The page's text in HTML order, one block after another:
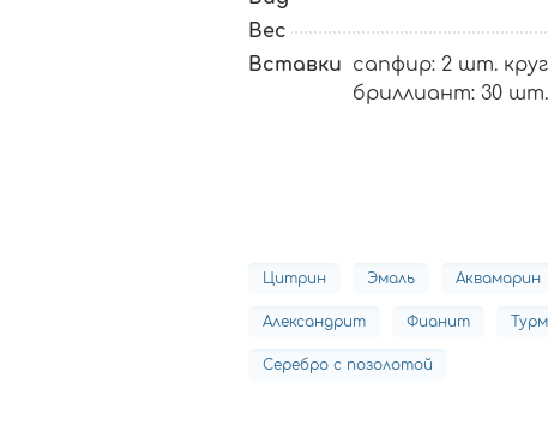
Вес
Вставки
сапфир: 2 шт.
бриллиант: 30 шт.
Цитрин Эмаль Аквамарин
Александрит Фианит
Серебро с позолотой